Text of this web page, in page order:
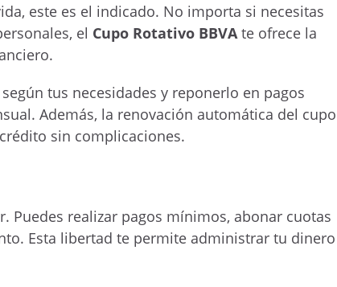
este es el indicado. No importa si necesitas
el Cupo Rotativo BBVAte ofrece la
tus necesidades y reponerlo en pagos
Además, la renovación automática del cupo
sin complicaciones.
Puedes realizar pagos mínimos, abonar cuotas
Esta libertad te permite administrar tu dinero